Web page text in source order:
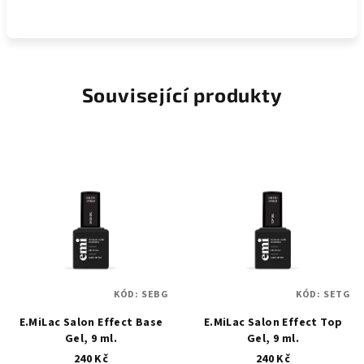
Související produkty
E.MiLac Salon Effect Base
Gel, 9 ml.
240 Kč
KÓD: SEBG
E.MiLac Salon Effect Top
Gel, 9 ml.
240 Kč
KÓD: SETG